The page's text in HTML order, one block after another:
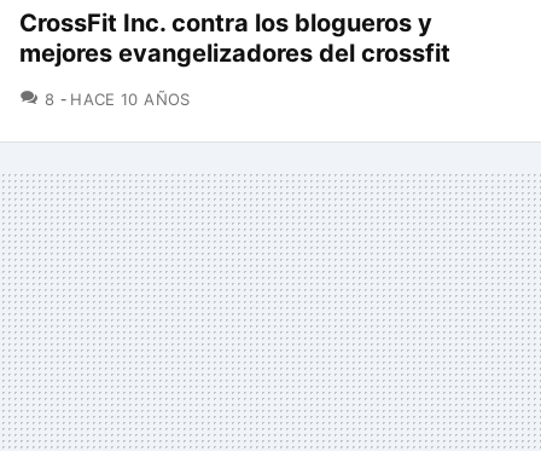
CrossFit Inc. contra los blogueros y
mejores evangelizadores del crossfit
8 COMENTARIOS
HACE 10 AÑOS